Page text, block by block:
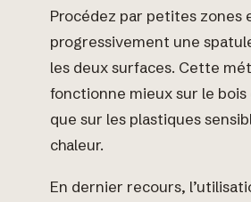
Procédez par petites zones
progressivement une
les deux surfaces. Cette
fonctionne mieux sur le bois
que sur les plastiques
chaleur.
En dernier recours,